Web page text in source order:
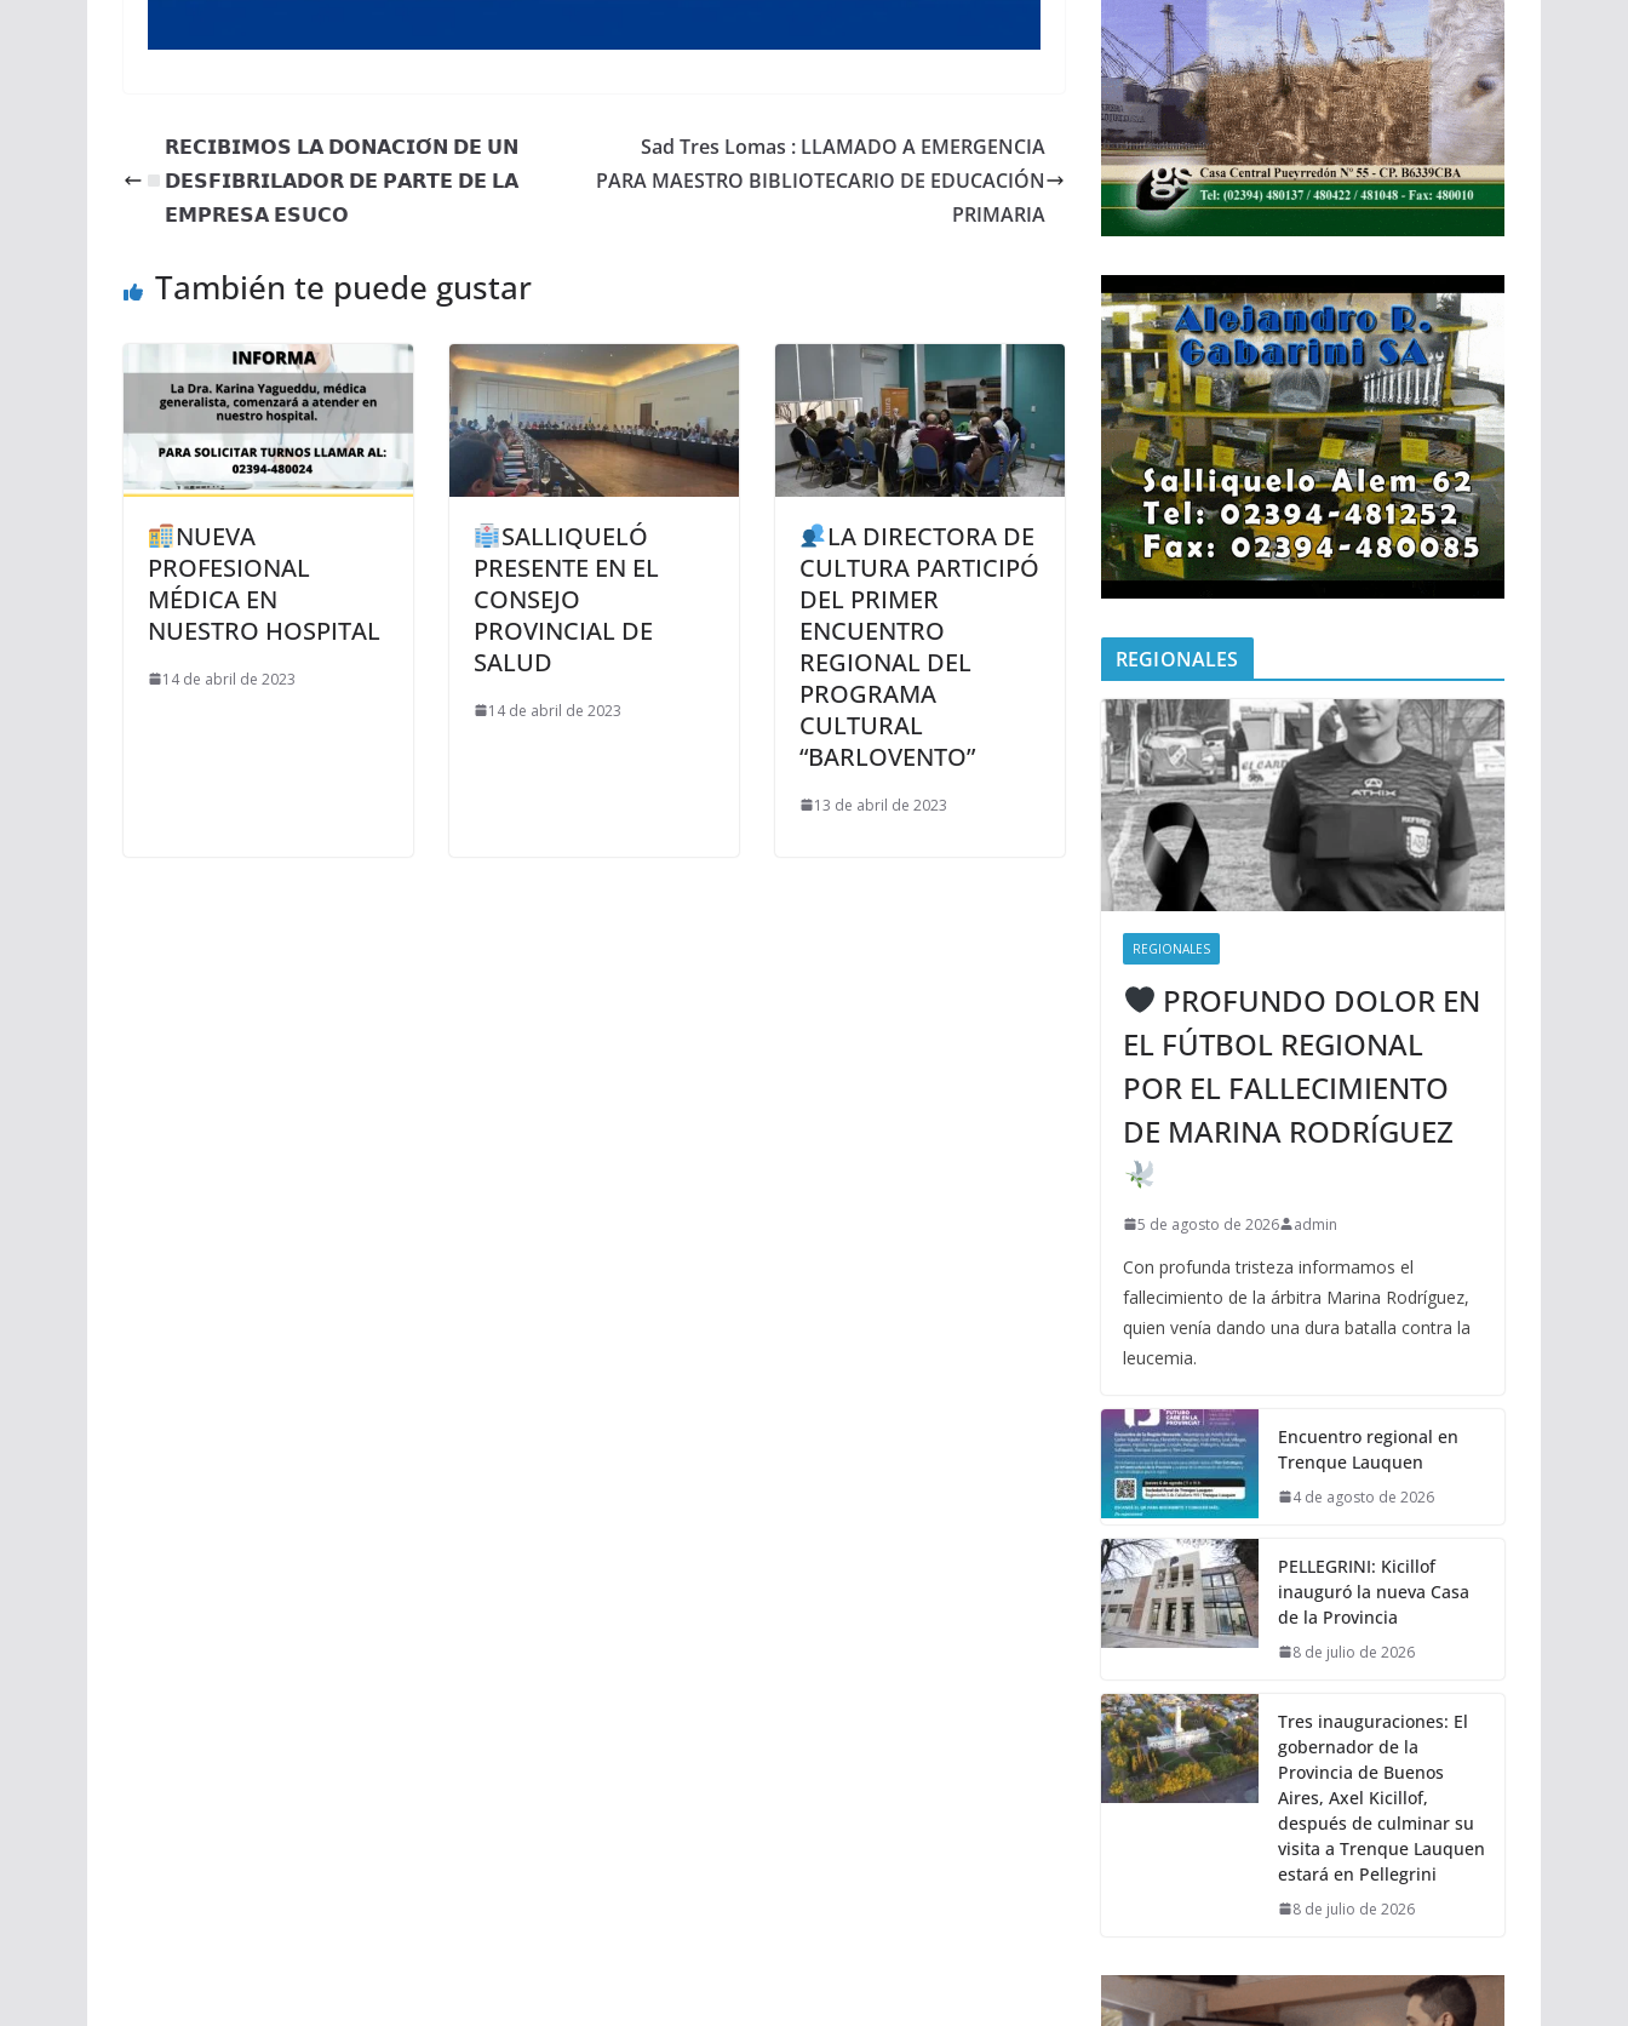
𝗥𝗘𝗖𝗜𝗕𝗜𝗠𝗢𝗦 𝗟𝗔 𝗗𝗢𝗡𝗔𝗖𝗜𝗢́𝗡 𝗗𝗘 𝗨𝗡
𝗗𝗘𝗦𝗙𝗜𝗕𝗥𝗜𝗟𝗔𝗗𝗢𝗥 𝗗𝗘 𝗣𝗔𝗥𝗧𝗘 𝗗𝗘 𝗟𝗔
𝗘𝗠𝗣𝗥𝗘𝗦𝗔 𝗘𝗦𝗨𝗖𝗢
Sad Tres Lomas : LLAMADO A EMERGENCIA
PARA MAESTRO BIBLIOTECARIO DE EDUCACIÓN
PRIMARIA
También te puede gustar
NUEVA
PROFESIONAL
MÉDICA EN
NUESTRO HOSPITAL
14 de abril de 2023
SALLIQUELÓ
PRESENTE EN EL
CONSEJO
PROVINCIAL DE
SALUD
14 de abril de 2023
LA DIRECTORA DE
CULTURA PARTICIPÓ
DEL PRIMER
ENCUENTRO
REGIONAL DEL
PROGRAMA
CULTURAL
“BARLOVENTO”
13 de abril de 2023
REGIONALES
REGIONALES
PROFUNDO DOLOR EN
EL FÚTBOL REGIONAL
POR EL FALLECIMIENTO
DE MARINA RODRÍGUEZ
5 de agosto de 2026 admin
Con profunda tristeza informamos el
fallecimiento de la árbitra Marina Rodríguez,
quien venía dando una dura batalla contra la
leucemia.
Encuentro regional en
Trenque Lauquen
4 de agosto de 2026
PELLEGRINI: Kicillof
inauguró la nueva Casa
de la Provincia
8 de julio de 2026
Tres inauguraciones: El
gobernador de la
Provincia de Buenos
Aires, Axel Kicillof,
después de culminar su
visita a Trenque Lauquen
estará en Pellegrini
8 de julio de 2026